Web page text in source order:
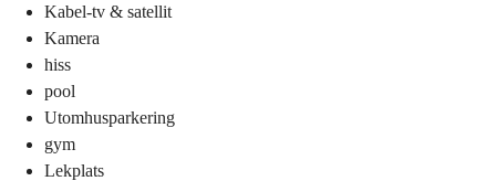
Kabel-tv & satellit
Kamera
hiss
pool
Utomhusparkering
gym
Lekplats